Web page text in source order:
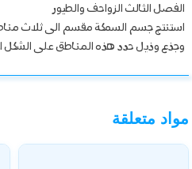
الفصل الثالث الزواحف والطيور
استنتج جسم السمكة مقسم الى ثلاث
وجذع وذيل حدد هذه المناطق على الشكل
مواد متعلقة